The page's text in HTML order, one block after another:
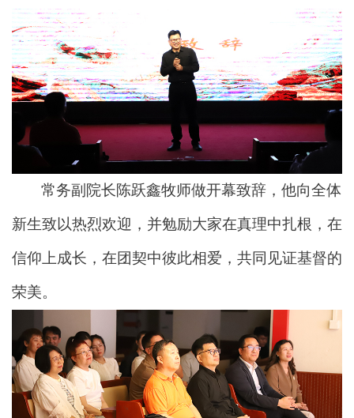
常务副院长陈跃鑫牧师做开幕致辞，他向全体
新生致以热烈欢迎，并勉励大家在真理中扎根，在
信仰上成长，在团契中彼此相爱，共同见证基督的
荣美。